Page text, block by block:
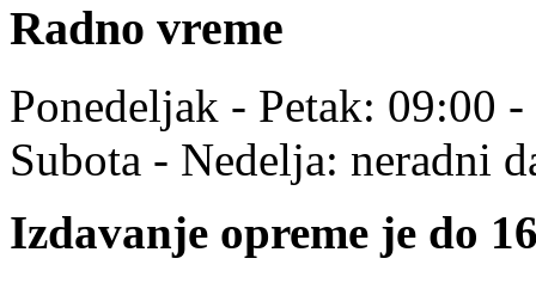
Radno vreme
Ponedeljak - Petak: 09:00
Subota - Nedelja: neradni
Izdavanje opreme je do